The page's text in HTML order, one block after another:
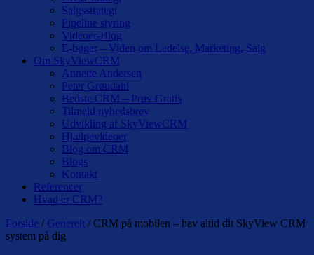
Salgsstrategi
Pipeline styring
Videoer-Blog
E-bøger – Viden om Ledelse, Marketing, Salg
Om SkyViewCRM
Annette Andersen
Peter Grøndahl
Bedste CRM – Prøv Gratis
Tilmeld nyhedsbrev
Udvikling af SkyViewCRM
Hjælpevideoer
Blog om CRM
Blogs
Kontakt
Referencer
Hvad er CRM?
Forside / Generelt / CRM på mobilen – hav altid dit SkyView CRM
system på dig